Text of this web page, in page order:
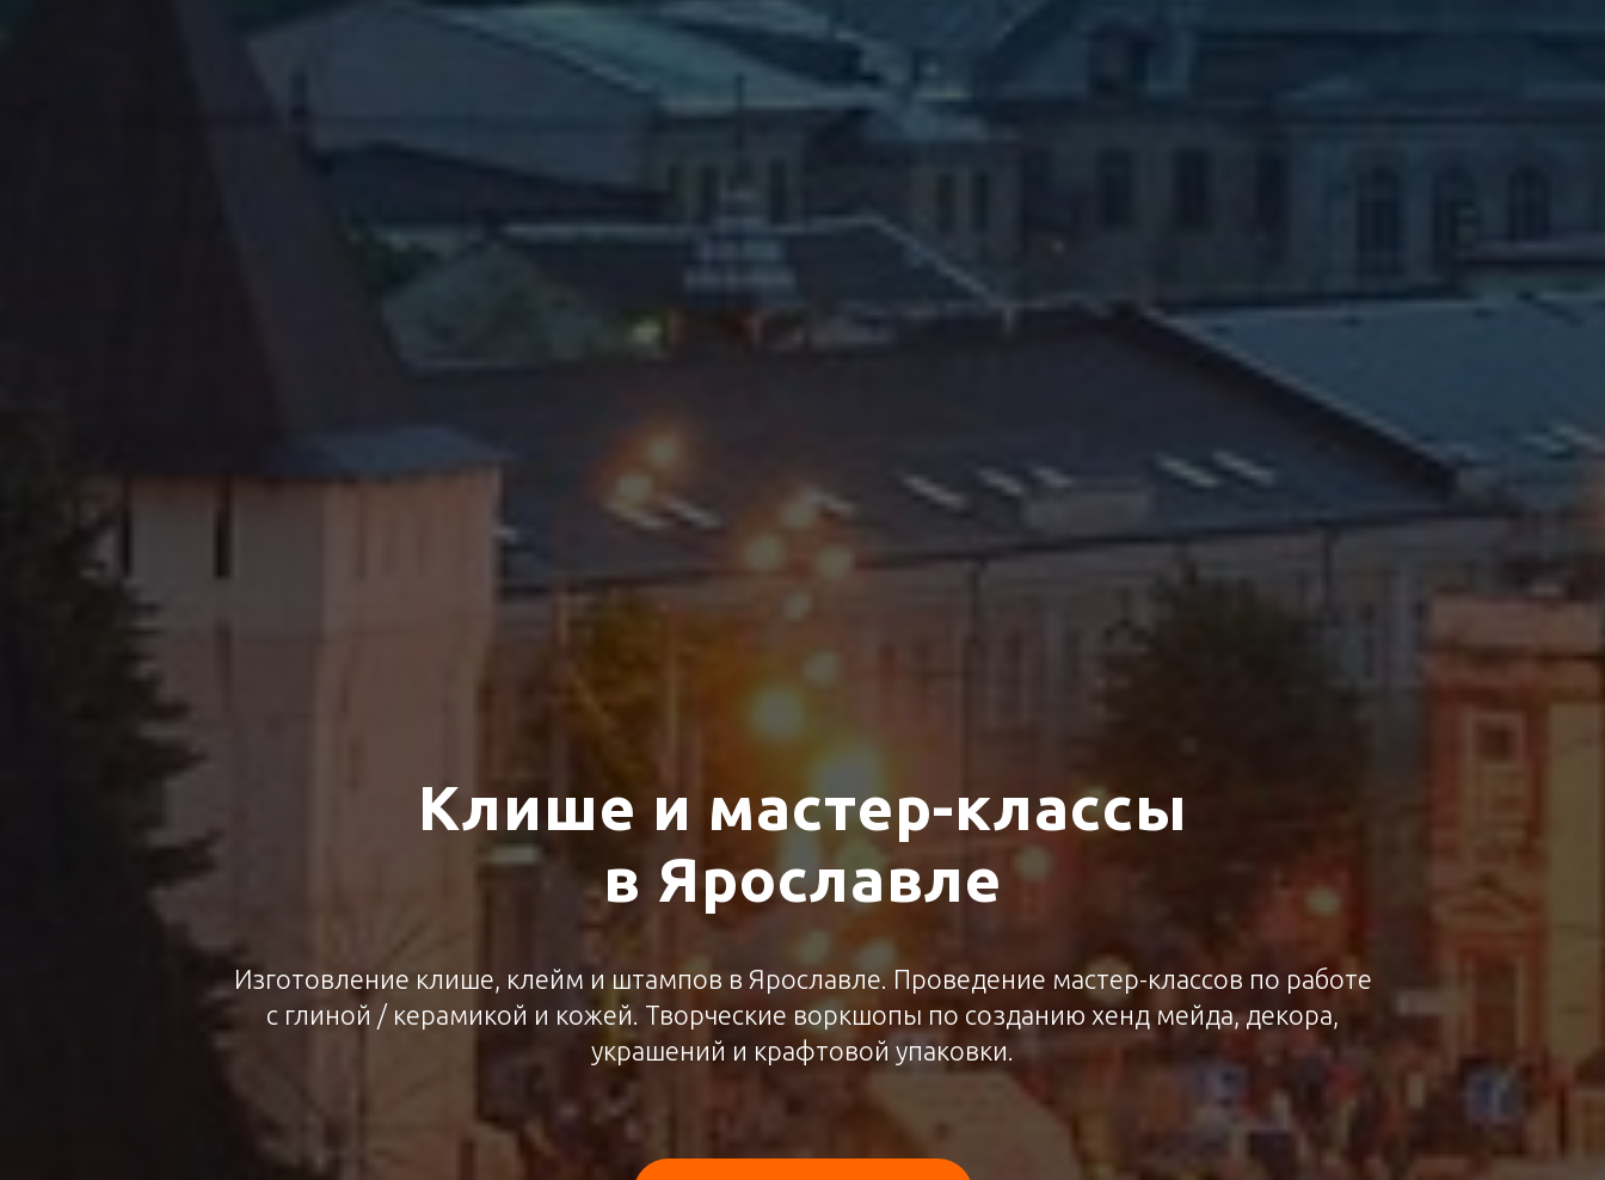
Клише и мастер-классы
в Ярославле
Изготовление клише, клейм и штампов в Ярославле. Проведение мастер-классов по работе
с глиной / керамикой и кожей. Творческие воркшопы по созданию хенд мейда, декора,
украшений и крафтовой упаковки.